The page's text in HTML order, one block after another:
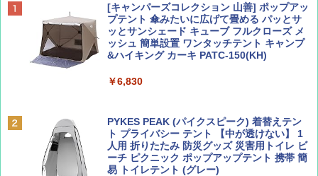
BE-PAL(ビ-パル) 2026年 9 月号【特別付録:
SOTO ミニマル"旅"財布 ランダム2種】
￥1,500
￥713
地球の歩き方 スター・ウォーズ
￥2,695
￥2,479
[キャンパーズコレクション 山善] ポップアッ
プテント 傘みたいに広げて畳める パッとサ
ッとサンシェード キューブ フルクローズ メ
ッシュ 簡単設置 ワンタッチテント キャンプ
&ハイキング カーキ PATC-150(KH)
￥6,830
PYKES PEAK (パイクスピーク) 着替えテン
ト プライバシー テント 【中が透けない】 1
人用 折りたたみ 防災グッズ 災害用トイレ ビ
ーチ ピクニック ポップアップテント 携帯 簡
易 トイレテント (グレー)